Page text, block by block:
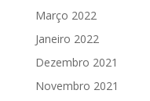
Março 2022
Janeiro 2022
Dezembro 2021
Novembro 2021